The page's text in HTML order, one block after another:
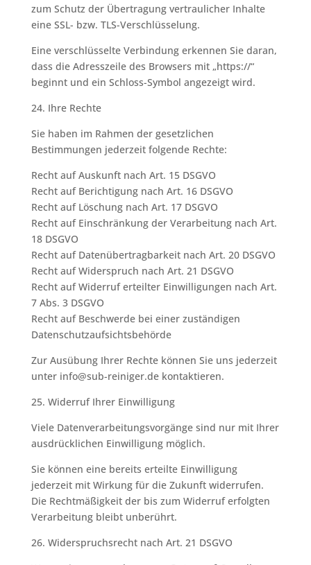
zum Schutz der Übertragung vertraulicher Inhalte
eine SSL- bzw. TLS-Verschlüsselung.
Eine verschlüsselte Verbindung erkennen Sie daran,
dass die Adresszeile des Browsers mit „https://“
beginnt und ein Schloss-Symbol angezeigt wird.
24. Ihre Rechte
Sie haben im Rahmen der gesetzlichen
Bestimmungen jederzeit folgende Rechte:
Recht auf Auskunft nach Art. 15 DSGVO
Recht auf Berichtigung nach Art. 16 DSGVO
Recht auf Löschung nach Art. 17 DSGVO
Recht auf Einschränkung der Verarbeitung nach Art.
18 DSGVO
Recht auf Datenübertragbarkeit nach Art. 20 DSGVO
Recht auf Widerspruch nach Art. 21 DSGVO
Recht auf Widerruf erteilter Einwilligungen nach Art.
7 Abs. 3 DSGVO
Recht auf Beschwerde bei einer zuständigen
Datenschutzaufsichtsbehörde
Zur Ausübung Ihrer Rechte können Sie uns jederzeit
unter info@sub-reiniger.de kontaktieren.
25. Widerruf Ihrer Einwilligung
Viele Datenverarbeitungsvorgänge sind nur mit Ihrer
ausdrücklichen Einwilligung möglich.
Sie können eine bereits erteilte Einwilligung
jederzeit mit Wirkung für die Zukunft widerrufen.
Die Rechtmäßigkeit der bis zum Widerruf erfolgten
Verarbeitung bleibt unberührt.
26. Widerspruchsrecht nach Art. 21 DSGVO